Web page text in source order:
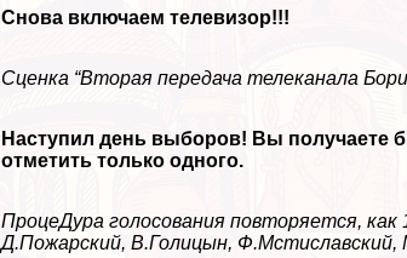
Снова включаем телевизор!!!
Сценка “Вторая передача телеканала
Наступил день выборов! Вы получаете
отметить только одного.
ПроцеДypa голосования повторяется, как
Д.Пожарский, В.Голицын, Ф.Мстиславский,